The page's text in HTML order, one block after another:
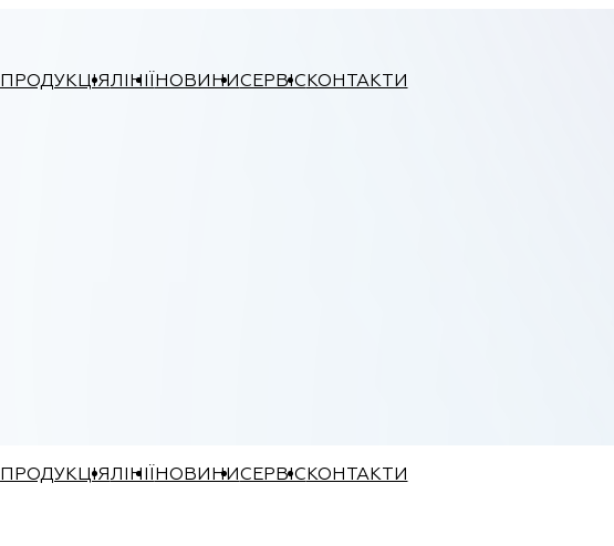
ПРОДУКЦІЯЛІНІЇНОВИНИСЕРВІСКОНТАКТИ
ПРОДУКЦІЯЛІНІЇНОВИНИСЕРВІСКОНТАКТИ